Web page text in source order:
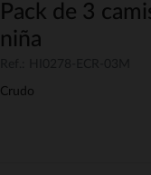
Pack de 3
niña
Crudo